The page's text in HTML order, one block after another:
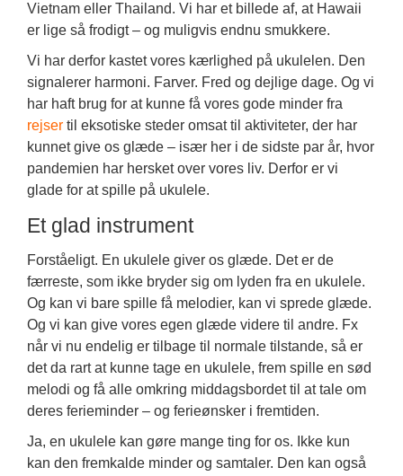
Vietnam eller Thailand. Vi har et billede af, at Hawaii
er lige så frodigt – og muligvis endnu smukkere.
Vi har derfor kastet vores kærlighed på ukulelen. Den
signalerer harmoni. Farver. Fred og dejlige dage. Og vi
har haft brug for at kunne få vores gode minder fra
rejser til eksotiske steder omsat til aktiviteter, der har
kunnet give os glæde – især her i de sidste par år, hvor
pandemien har hersket over vores liv. Derfor er vi
glade for at spille på ukulele.
Et glad instrument
Forståeligt. En ukulele giver os glæde. Det er de
færreste, som ikke bryder sig om lyden fra en ukulele.
Og kan vi bare spille få melodier, kan vi sprede glæde.
Og vi kan give vores egen glæde videre til andre. Fx
når vi nu endelig er tilbage til normale tilstande, så er
det da rart at kunne tage en ukulele, frem spille en sød
melodi og få alle omkring middagsbordet til at tale om
deres ferieminder – og ferieønsker i fremtiden.
Ja, en ukulele kan gøre mange ting for os. Ikke kun
kan den fremkalde minder og samtaler. Den kan også